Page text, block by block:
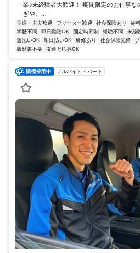
業♪未経験者大歓迎！ 期間限定のお仕事
ぎや、...
主婦・主夫歓迎 フリーター歓迎 社会保険あり 給
学歴不問
即日勤務OK 固定時間制 経験不問 未経
週払いOK
即日払いOK 研修あり 社会保険完備
履歴書不要
友達と応募OK
アルバイト・パート